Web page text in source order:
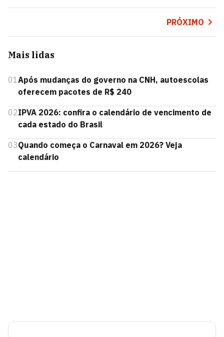
PRÓXIMO
Mais lidas
01Após mudanças do governo na CNH, autoescolas
oferecem pacotes de R$ 240
02IPVA 2026: confira o calendário de vencimento de
cada estado do Brasil
03Quando começa o Carnaval em 2026? Veja
calendário